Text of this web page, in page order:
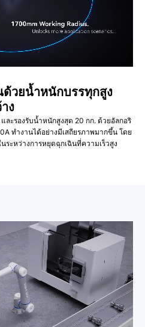
วยน้ำหนักบรรทุกสูง
ง
ละรองรับน้ำหนักสูงสุด 20 กก. ด้วยอัลกอริ
ทำงานได้อย่างมีเสถียรภาพมากขึ้น โดย
ระหว่างการหยุดฉุกเฉินที่ความเร็วสูง